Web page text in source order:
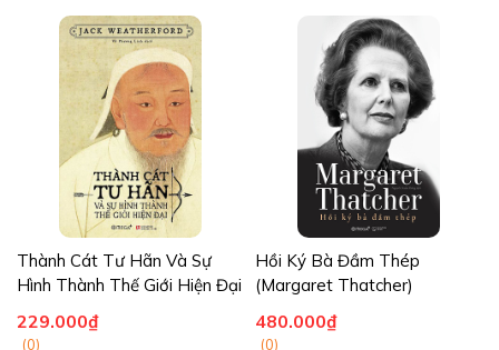
"Isaacson đã viết một cuốn tiểu sử chính xác, hấp dẫn và thú vị,
trình bày thật khéo các văn liệu lịch sử và đưa đến nhiều hiểu
biết mới mẻ về cuộc đời cũng như sự nghiệp của Einstein"
(Diana Kormos Buchwald, chủ biên cuốn Tuyển tập các bài
nghiên cứu của Albert Einstein và là Giáo sư lịch sử tại Caltech)
Thành Cát Tư Hãn Và Sự
Hình Thành Thế Giới Hiện Đại
229.000₫
(0)
Hồi Ký Bà Đầm Thép
(Margaret Thatcher)
480.000₫
(0)